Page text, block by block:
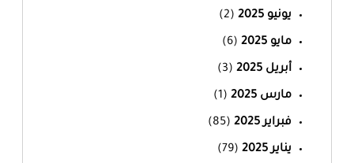
يونيو 2025 (2)
مايو 2025 (6)
أبريل 2025 (3)
مارس 2025 (1)
فبراير 2025 (85)
يناير 2025 (79)